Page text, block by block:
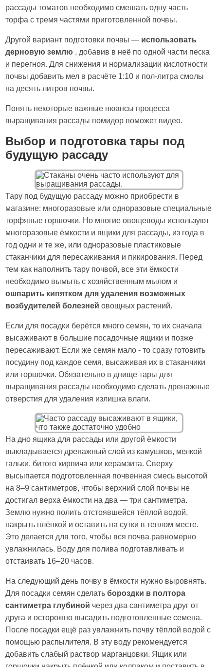
рассады томатов необходимо смешать одну часть
торфа с тремя частями приготовленной почвы.
Другой вариант подготовки почвы — использовать
дерновую землю , добавив в неё по одной части песка
и перегноя. Для снижения и нормализации кислотности
почвы добавить мел в расчёте 1:10 и пол-литра смолы
на десять литров почвы.
Понять некоторые важные нюансы процесса
выращивания рассады помидор поможет видео.
Выбор и подготовка тары под
будущую рассаду
Тару под будущую рассаду можно приобрести в
магазине: многоразовые или одноразовые специальные
торфяные горшочки. Но многие овощеводы используют
многоразовые ёмкости и ящики для рассады, из года в
год одни и те же, или одноразовые пластиковые
стаканчики для пересаживания и пикирования. Перед
тем как наполнить тару почвой, все эти ёмкости
необходимо вымыть с хозяйственным мылом и
ошпарить кипятком для удаления возможных
возбудителей болезнейовощных растений.
Если для посадки берётся много семян, то их сначала
высаживают в большие посадочные ящики и позже
пересаживают. Если же семян мало - то сразу готовить
посудину под каждое семя, высаживая их в стаканчики
или горшочки. Обязательно в днище тары для
выращивания рассады необходимо сделать дренажные
отверстия для удаления излишка влаги.
На дно ящика для рассады или другой ёмкости
выкладывается дренажный слой из камушков, мелкой
гальки, битого кирпича или керамзита. Сверху
высыпается подготовленная почвенная смесь высотой
на 8–9 сантиметров, чтобы верхний слой почвы не
достигал верха ёмкости на два — три сантиметра.
Землю нужно полить отстоявшейся тёплой водой,
накрыть плёнкой и оставить на сутки в теплом месте.
Это делается для того, чтобы вся почва равномерно
увлажнилась. Воду для полива подготавливать и
отстаивать 16–20 часов.
На следующий день почву в ёмкости нужно выровнять.
Для посадки семян сделатьбороздки в полтора
сантиметра глубиной через два сантиметра друг от
друга и осторожно высадить подготовленные семена.
После посадки ещё раз увлажнить почву тёплой водой с
помощью распылителя. В эту воду рекомендуется
добавить слабый раствор марганцовки. Ящик или